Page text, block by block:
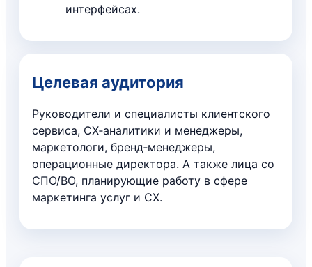
интерфейсах.
Целевая аудитория
Руководители и специалисты клиентского
сервиса, CX‑аналитики и менеджеры,
маркетологи, бренд‑менеджеры,
операционные директора. А также лица со
СПО/ВО, планирующие работу в сфере
маркетинга услуг и CX.